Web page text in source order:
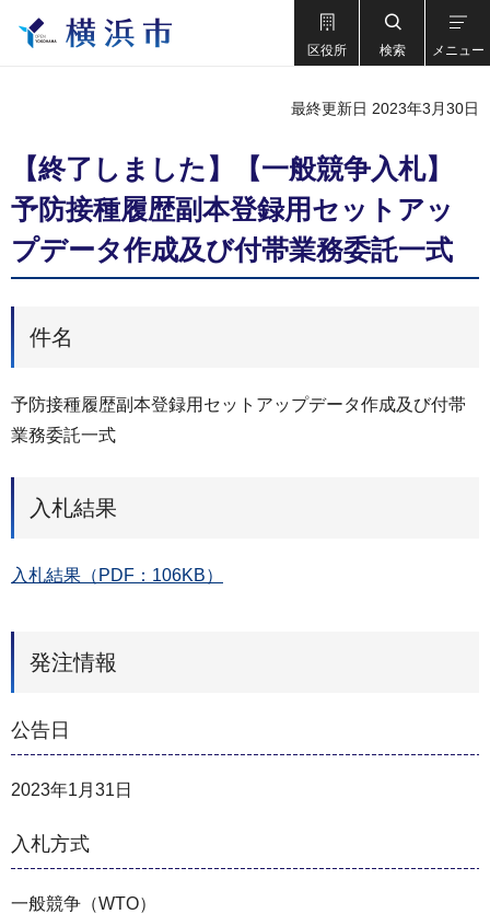
区役所 検索 メニュー
最終更新日 2023年3月30日
【終了しました】【一般競争入札】
予防接種履歴副本登録用セットアッ
プデータ作成及び付帯業務委託一式
件名
予防接種履歴副本登録用セットアップデータ作成及び付帯
業務委託一式
入札結果
入札結果（PDF：106KB）
発注情報
公告日
2023年1月31日
入札方式
一般競争（WTO）